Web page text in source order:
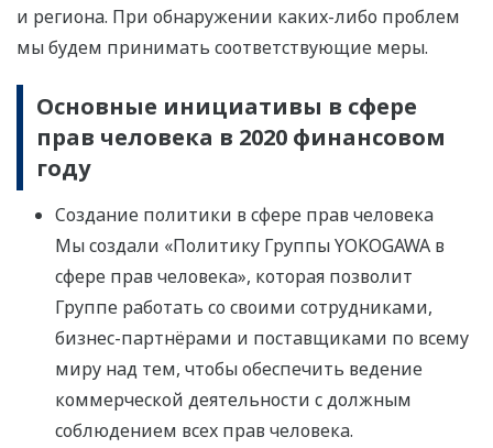
и региона. При обнаружении каких-либо проблем
мы будем принимать соответствующие меры.
Основные инициативы в сфере
прав человека в 2020 финансовом
году
Создание политики в сфере прав человека
Мы создали «Политику Группы YOKOGAWA в
сфере прав человека», которая позволит
Группе работать со своими сотрудниками,
бизнес-партнёрами и поставщиками по всему
миру над тем, чтобы обеспечить ведение
коммерческой деятельности с должным
соблюдением всех прав человека.